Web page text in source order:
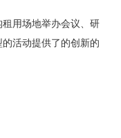
用场地举办会议、研
活动提供了的创新的